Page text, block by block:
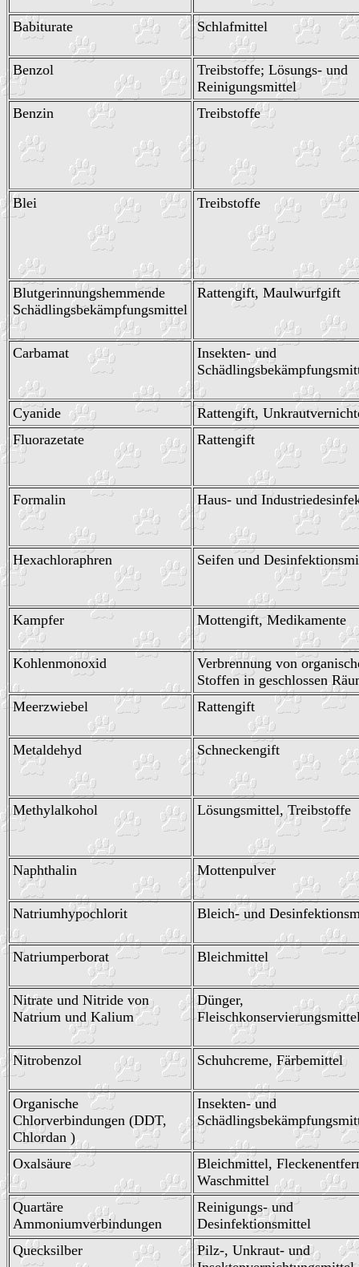
Babiturate Schlafmittel
Benzol
Treibstoffe; Lösungs- und
Reinigungsmittel
Benzin
Treibstoffe
Blei Treibstoffe
Blutgerinnungshemmende
Schädlingsbekämpfungsmittel
Rattengift, Maulwurfgift
Carbamat
Insekten- und
Cyanide
Rattengift,
Fluorazetate
Rattengift
Formalin Haus- und
Hexachloraphren Seifen und
Kampfer Mottengift, Medikamente
Kohlenmonoxid
Verbrennung von
Stoffen in geschlossen
Meerzwiebel
Rattengift
Metaldehyd Schneckengift
Methylalkohol Lösungsmittel, Treibstoffe
Naphthalin Mottenpulver
Natriumhypochlorit Bleich- und
Natriumperborat Bleichmittel
Nitrate und Nitride von
Natrium und Kalium
Dünger,
Nitrobenzol Schuhcreme, Färbemittel
Organische
Chlorverbindungen (DDT,
Chlordan )
Insekten- und
Oxalsäure
Bleichmittel,
Waschmittel
Quartäre
Ammoniumverbindungen
Reinigungs- und
Desinfektionsmittel
Quecksilber
Pilz-, Unkraut- und